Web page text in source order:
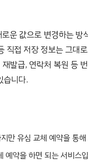
운 값으로 변경하는 방
직접 저장 정보는 그대
발급, 연락처 복원 등
습니다.
만 유심 교체 예약을 통
예약을 하면 되는 서비스